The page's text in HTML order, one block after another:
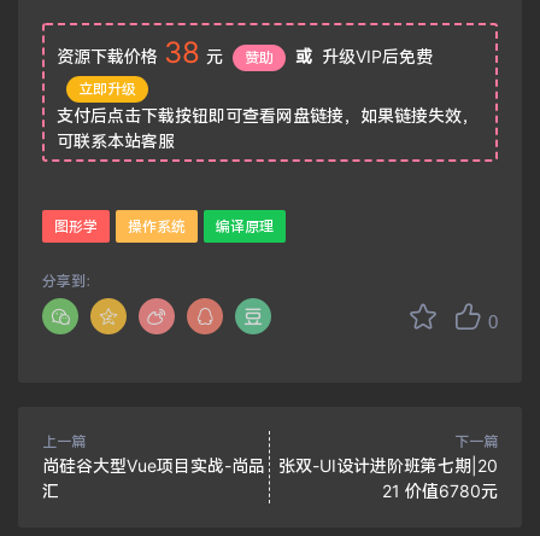
资源下载价格 38 元 赞助 或 升级VIP后免费
立即升级
支付后点击下载按钮即可查看网盘链接，如果链接失效，
可联系本站客服
图形学 操作系统 编译原理
0
分享到：
上一篇
尚硅谷大型Vue项目实战-尚品
汇
下一篇
张双-UI设计进阶班第七期|20
21 价值6780元